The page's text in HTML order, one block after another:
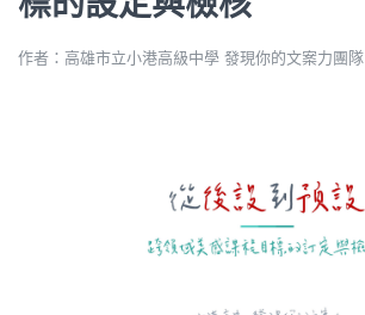
作者：高雄市立小港高級中學 發現你的文案力團隊